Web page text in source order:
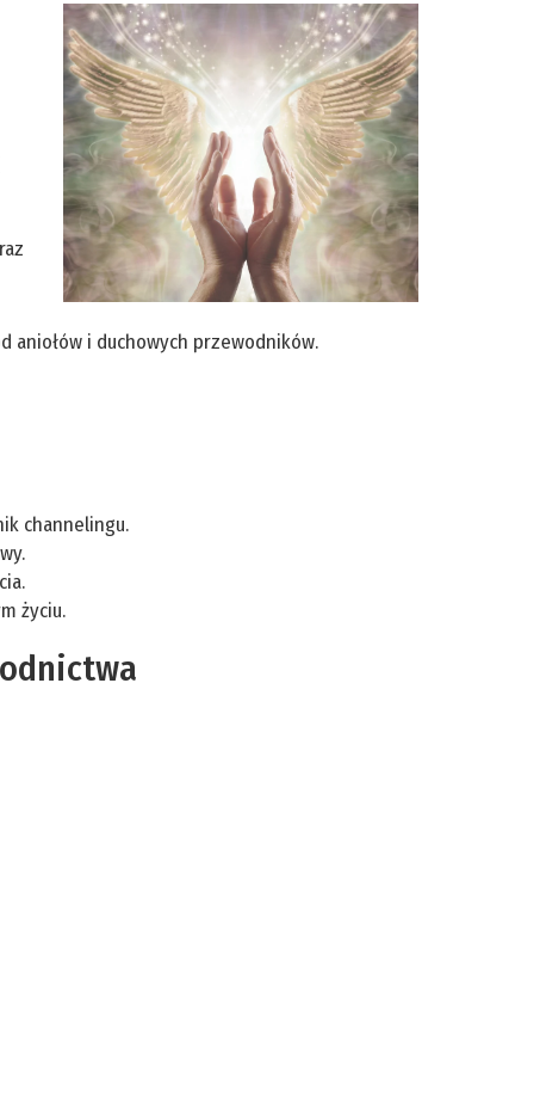
aniołów i duchowych przewodników.
channelingu.
życiu.